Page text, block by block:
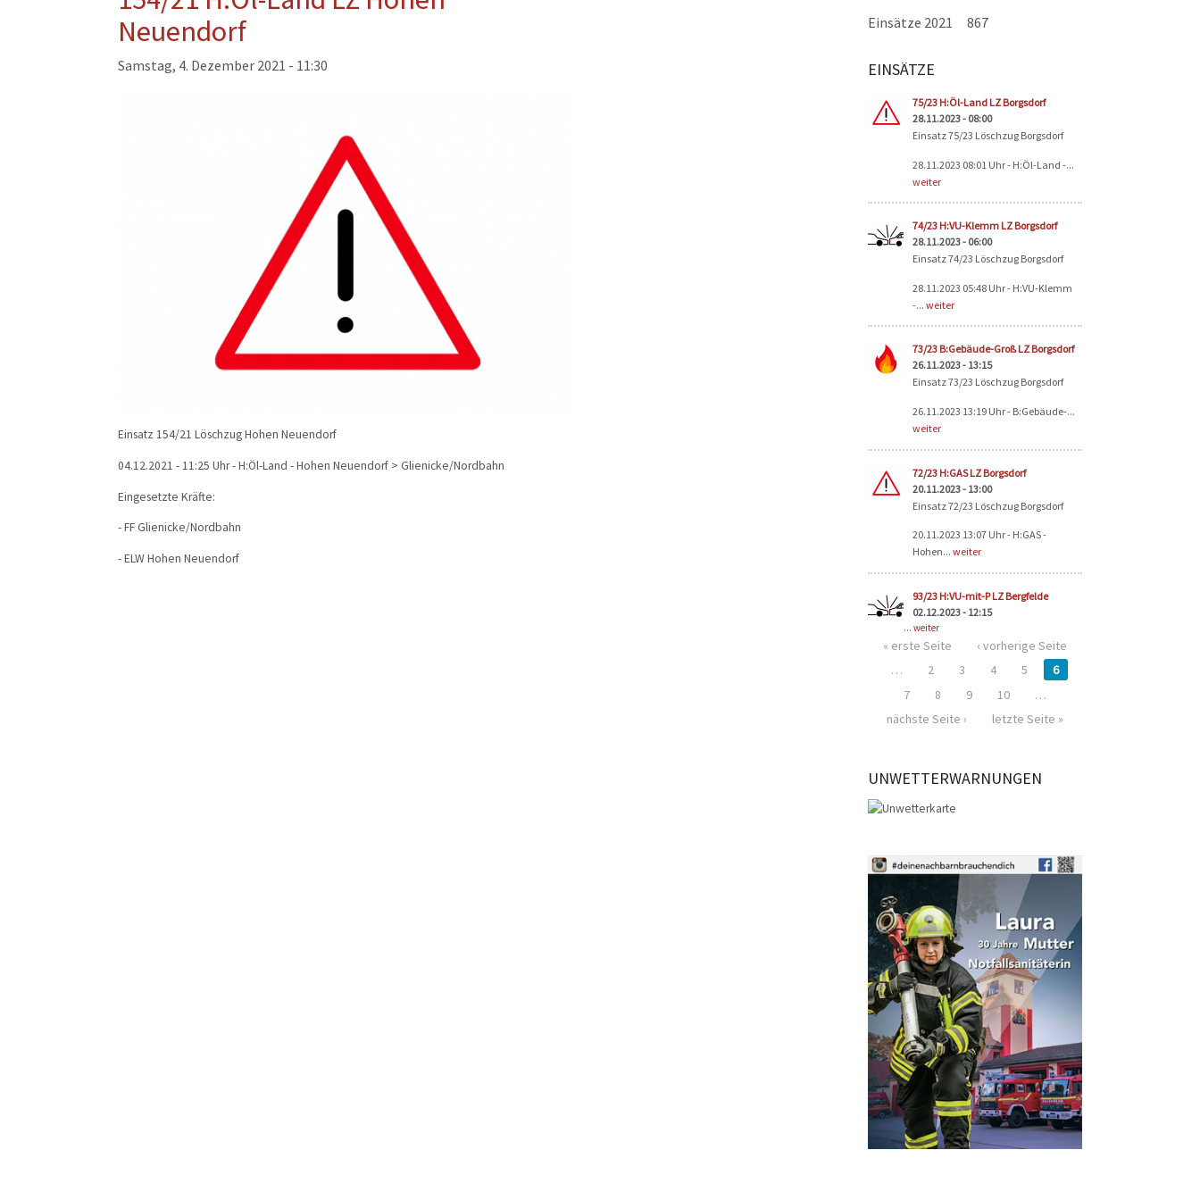
Neuendorf
Samstag, 4. Dezember 2021 - 11:30
Einsatz 154/21 Löschzug Hohen Neuendorf
04.12.2021 - 11:25 Uhr - H:Öl-Land - Hohen Neuendorf > Glienicke/Nordbahn
Eingesetzte Kräfte:
- FF Glienicke/Nordbahn
- ELW Hohen Neuendorf
Einsätze 2021 867
EINSÄTZE
75/23 H:Öl-Land LZ Borgsdorf
28.11.2023 - 08:00
Einsatz 75/23 Löschzug Borgsdorf
28.11.2023 08:01 Uhr - H:Öl-Land -...
weiter
74/23 H:VU-Klemm LZ Borgsdorf
28.11.2023 - 06:00
Einsatz 74/23 Löschzug Borgsdorf
28.11.2023 05:48 Uhr - H:VU-Klemm
-... weiter
73/23 B:Gebäude-Groß LZ Borgsdorf
26.11.2023 - 13:15
Einsatz 73/23 Löschzug Borgsdorf
26.11.2023 13:19 Uhr - B:Gebäude-...
weiter
72/23 H:GAS LZ Borgsdorf
20.11.2023 - 13:00
Einsatz 72/23 Löschzug Borgsdorf
20.11.2023 13:07 Uhr - H:GAS -
Hohen... weiter
93/23 H:VU-mit-P LZ Bergfelde
02.12.2023 - 12:15
... weiter
Seiten
« erste Seite
‹ vorherige Seite
…
2 3 4 5
6
7
8 9 10
…
nächste Seite ›
letzte Seite »
UNWETTERWARNUNGEN